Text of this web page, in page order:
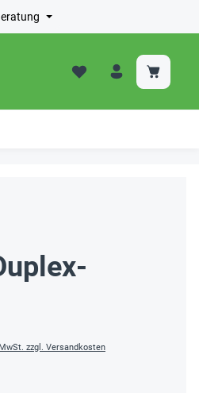
zzgl. Versandkosten